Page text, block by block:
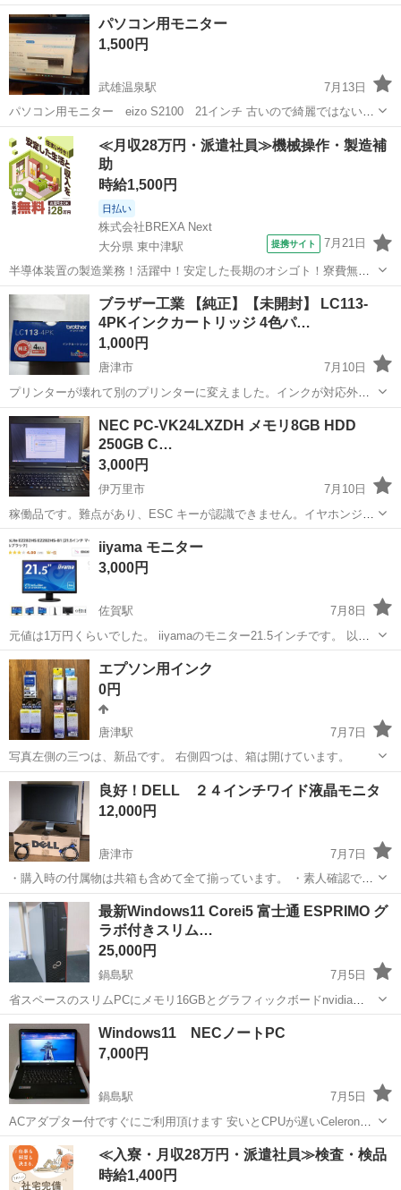
いいただけます。 ※細かい枚数は数えていないのでわかりません。開
封済みであることを了承していただける方、メッセージなどでお気軽
佐賀 佐賀市 その他
パソコン用モニター
1,500円
武雄温泉駅
7月13日
パソコン用モニター eizo S2100 21インチ 古いので綺麗ではないで
すが映ります 電源コードとアナログケーブル付属します
佐賀 武雄市 武雄温泉駅 周辺機器 モニター
≪月収28万円・派遣社員≫機械操作・製造補
助
時給1,500円
日払い
株式会社BREXA Next
大分県 東中津駅
提携サイト 7月21日
半導体装置の製造業務！活躍中！安定した長期のオシゴト！寮費無料
★赴任旅費会社負担◎20代～40代の男性活躍中★未経験活躍中！高時
給1,500円！《大分県中津市》 人気の工場のお仕事 ◇半導体装置内部
のシート製造◇ ＊クリー...
大分 中津市 東中津駅 その他
ブラザー工業 【純正】【未開封】 LC113-
4PKインクカートリッジ 4色パ…
1,000円
唐津市
7月10日
プリンターが壊れて別のプリンターに変えました。インクが対応外な
ので出品します。 ブラザー工業 【純正】【未開封】 LC113-4PK イ
ンクカートリッジ4色パックセットとLC113C:シアン1個の値段です。
新品未開封で半額...
佐賀 唐津市
NEC PC-VK24LXZDH メモリ8GB HDD
250GB C…
3,000円
伊万里市
7月10日
稼働品です。難点があり、ESC キーが認識できません。イヤホンジャ
クが挿入できません。（イヤホン可動しました）その他 キーが少し
強く押す必要があり、確認しながらのタイピングになります。wifi 接
続は、写真のようにUSBでの...
佐賀 伊万里市
iiyama モニター
3,000円
佐賀駅
7月8日
元値は1万円くらいでした。 iiyamaのモニター21.5インチです。 以前
ゲーム用に使用しておりました。 サブモニターやゲーム、ネトフリ等
の観賞用にいかがでしょうか。 目立つような傷汚れ等はありません。
クリーニング、...
佐賀 佐賀市 佐賀駅 周辺機器
エプソン用インク
0円
唐津駅
7月7日
写真左側の三つは、新品です。 右側四つは、箱は開けています。
佐賀 唐津市 唐津駅 エプソン
良好！DELL ２４インチワイド液晶モニタ
12,000円
唐津市
7月7日
・購入時の付属物は共箱も含めて全て揃っています。 ・素人確認です
がドット落ちや、目立つキズ等も無く状態は良好だと思います。 ●値
引きは行いませんので、その質問はスルーします。 ●受渡し場所は、
JR和多田駅前のコスモ...
佐賀 唐津市 周辺機器
最新Windows11 Corei5 富士通 ESPRIMO グ
ラボ付きスリム…
25,000円
鍋島駅
7月5日
省スペースのスリムPCにメモリ16GBとグラフィックボードnvidia
GTX750を搭載しておりFORTNITEなどゲーミングPCや動画編集とし
てもご使用頂けます 電源ケーブルも付属するのですぐ使える状態 （別
途...
佐賀 佐賀市 デスクトップパソコン
Windows11 NECノートPC
7,000円
鍋島駅
7月5日
ACアダプター付ですぐにご利用頂けます 安いとCPUが遅いCeleronの
事が多いですがこちらは上位互換のCorei3です ディスプレイはキズも
無く寝室など暗い部屋でも映り込みは少ないタイプ ネットショッピ...
佐賀 佐賀市 鍋島駅 ノートパソコン SSD
≪入寮・月収28万円・派遣社員≫検査・検品
時給1,400円